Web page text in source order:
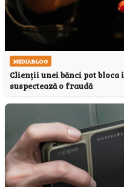
MEDIABLOG
Clienții unei bănci pot bloca
suspectează o fraudă